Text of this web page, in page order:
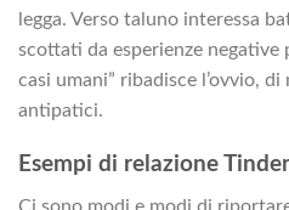
legga. Verso taluno interessa
scottati da esperienze negative
casi umani” ribadisce l’ovvio,
antipatici.
Esempi di relazione